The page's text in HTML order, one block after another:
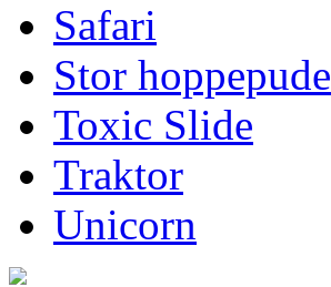
Safari
Stor hoppepude
Toxic Slide
Traktor
Unicorn